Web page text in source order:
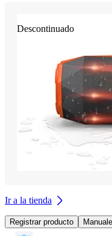
Descontinuado
Ir a la tienda
Registrar producto